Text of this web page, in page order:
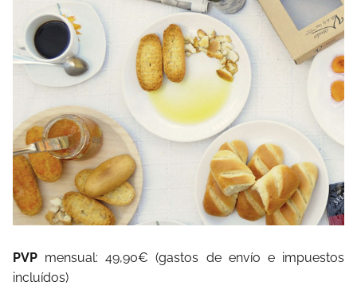
PVP mensual: 49,90€ (gastos de envío e impuestos
incluídos)